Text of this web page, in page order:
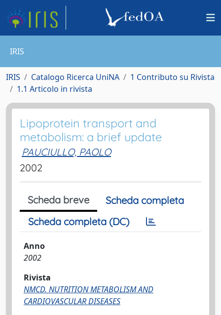
IRIS
IRIS Catalogo Ricerca UniNA
1 Contributo su Rivista
1.1 Articolo in rivista
Lipoprotein transport and
metabolism: a brief update
PAUCIULLO, PAOLO
2002
Scheda breve
Scheda completa
Scheda completa (DC)
Anno
2002
Rivista
NMCD. NUTRITION METABOLISM AND
CARDIOVASCULAR DISEASES